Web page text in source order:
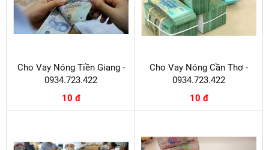
Cho Vay Nóng Tiền Giang -
0934.723.422
10 đ
Cho Vay Nóng Cần Thơ -
0934.723.422
10 đ